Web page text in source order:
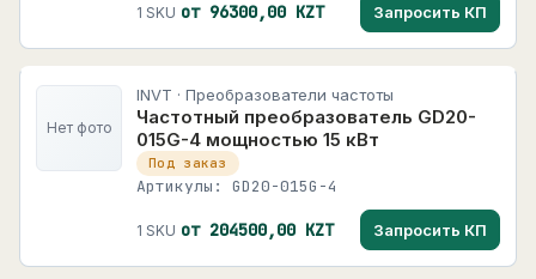
1 SKU от 96300,00 KZT Запросить КП
Нет фото
INVT · Преобразователи частоты
Частотный преобразователь GD20-
015G-4 мощностью 15 кВт
Под заказ
Артикулы: GD20-015G-4
1 SKU от 204500,00 KZT Запросить КП